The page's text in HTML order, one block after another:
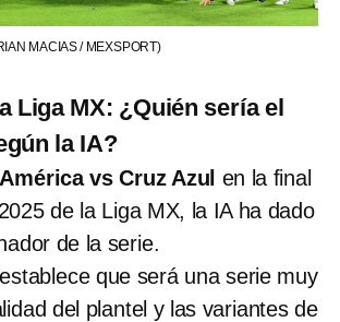
MACIAS / MEXSPORT)
Liga MX: ¿Quién sería el
la IA?
vs Cruz Azul en la final
de la Liga MX, la IA ha dado
de la serie.
que será una serie muy
del plantel y las variantes de